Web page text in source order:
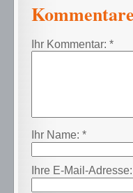
Kommentare
Ihr Kommentar: *
Ihr Name: *
Ihre E-Mail-